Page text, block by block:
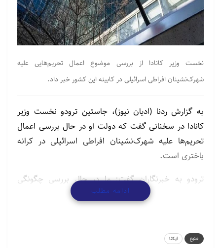
نخست وزیر کانادا از بررسی موضوع اعمال تحریم‌هایی علیه
شهرک‌نشینان افراطی اسرائیلی در کابینه این کشور خبر داد.
به گزارش ردنا (ادیان نیوز)، جاستین ترودو نخست وزیر
کانادا در سخنانی گفت که دولت او در حال بررسی اعمال
تحریم‌ها علیه شهرک‌نشینان افراطی اسرائیلی در کرانه
باختری است.
ترودو به خبرنگاران گفت: ما در حال بررسی چگونگی
اطمینان از برخورد با مسببان خشونت‌های افراطی‌ها و یا
خشونت‌های شهرک‌نشینان افراطی در کرانه باختری
ادامه مطلب
منبع
ایکنا